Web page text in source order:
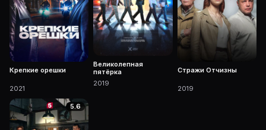
Крепкие орешки
2021
Великолепная
пятёрка
2019
Стражи Отчизны
2019
5.6